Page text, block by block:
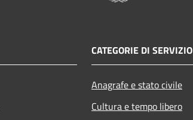
CATEGORIE DI SERVIZIO
Anagrafe e stato civile
Cultura e tempo libero